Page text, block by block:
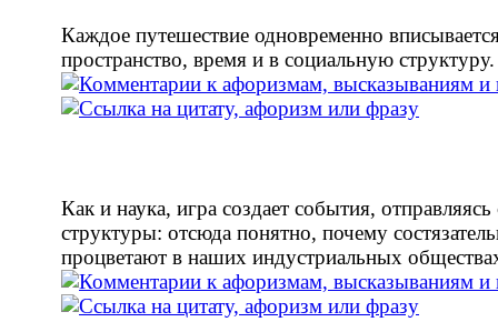
Каждое путешествие одновременно
пространство, время и в социальную структуру.
Как и наука, игра создает события, отправляясь
структуры: отсюда понятно, почему
процветают в наших индустриальных